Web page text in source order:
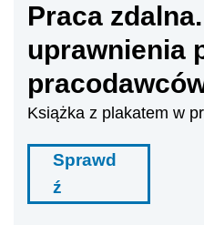
Praca
uprawnienia
Książka z plakatem w
Sprawd
ź